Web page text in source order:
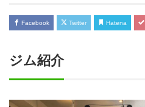
Facebook Twitter Hatena
ジム紹介